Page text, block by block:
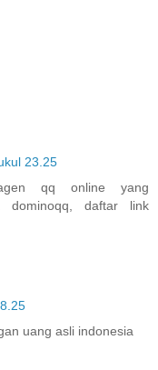
23.25
qq online yang
dominoqq, daftar link
uang asli indonesia